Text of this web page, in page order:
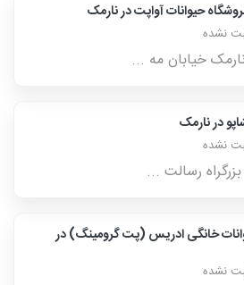
حیوانات آواپت در نارمک
نشده
خیابان مه ...
در نارمک
نشده
رسالت ...
خانگی ادریس (پت گرومینگ) در
نشده